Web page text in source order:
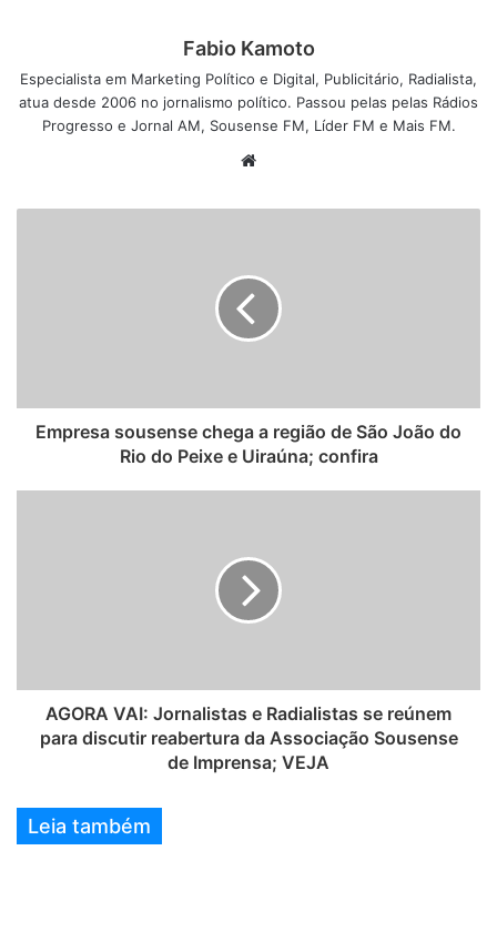
Fabio Kamoto
Especialista em Marketing Político e Digital, Publicitário, Radialista,
atua desde 2006 no jornalismo político. Passou pelas pelas Rádios
Progresso e Jornal AM, Sousense FM, Líder FM e Mais FM.
b
Empresa sousense chega a região de São João do
Rio do Peixe e Uiraúna; confira
AGORA VAI: Jornalistas e Radialistas se reúnem
para discutir reabertura da Associação Sousense
de Imprensa; VEJA
Leia também